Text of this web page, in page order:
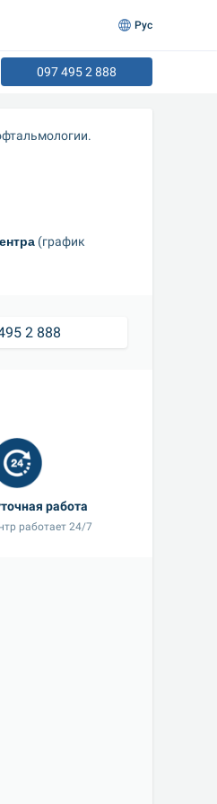
097 495 2 888
(график
2 888
работа
работает 24/7
Рус